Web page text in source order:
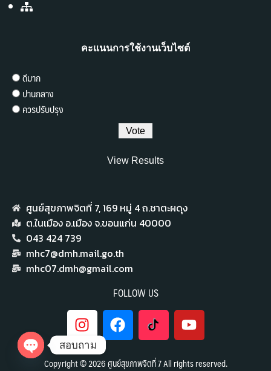
คะแนนการใช้งานเว็บไซต์
ดีมาก
ปานกลาง
ควรปรับปรุง
View Results
ศูนย์สุขภาพจิตที่ 7,​ 169 หมู่ 4 ถ.ชาตะผดุง
ต.ในเมือง อ.เมือง จ.ขอนแก่น 40000
043 424 739
mhc7@dmh.mail.go.th
mhc07.dmh@gmail.com
FOLLOW US
Copyright © 2026 ศูนย์สุขภาพจิตที่ 7 All rights reserved.
สอบถาม
Open chaty